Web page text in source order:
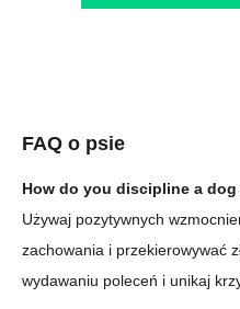
FAQ o psie
How do you discipline a
Używaj pozytywnych
zachowania i przekierowywać
wydawaniu poleceń i unikaj